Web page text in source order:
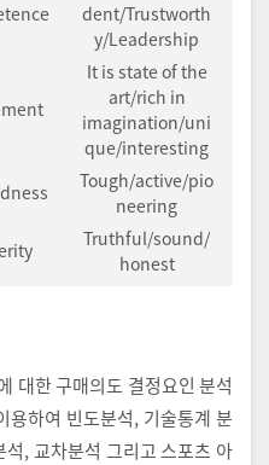
dent/Trustworth
y/Leadership
It is state of the
art/rich in
imagination/uni
que/interesting
Tough/active/pio
neering
Truthful/sound/
honest
대한 구매의도 결정요인 분석
하여 빈도분석, 기술통계 분
, 교차분석 그리고 스포츠 아